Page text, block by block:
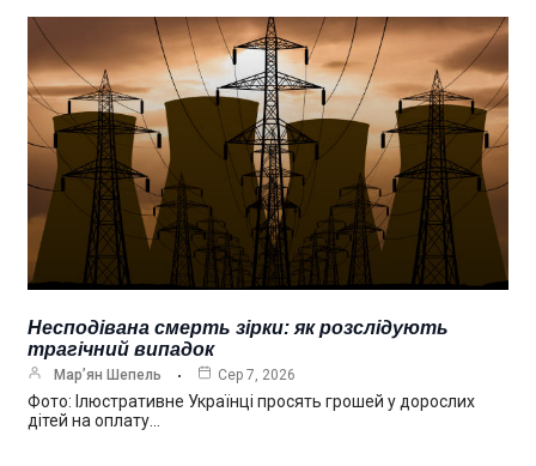
Несподівана смерть зірки: як розслідують
трагічний випадок
Мар’ян Шепель Сер 7, 2026
Фото: Ілюстративне Українці просять грошей у дорослих
дітей на оплату…